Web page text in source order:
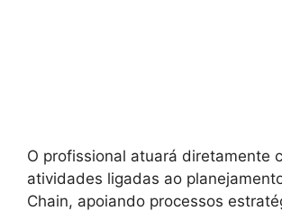
O profissional atuará diretamente
atividades ligadas ao
Chain, apoiando processos